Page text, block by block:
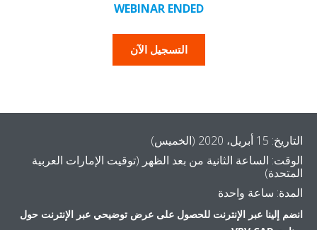
WEBINAR ENDED
التسجيل الآن
التاريخ: 15 أبريل، 2020 (الخميس)
الوقت: الساعة الثانية من بعد الظهر (توقيت الإمارات العربية
المتحدة)
المدة: ساعة واحدة
انضم إلينا عبر الإنترنت للحصول على عرض توضيحي عبر الإنترنت حول